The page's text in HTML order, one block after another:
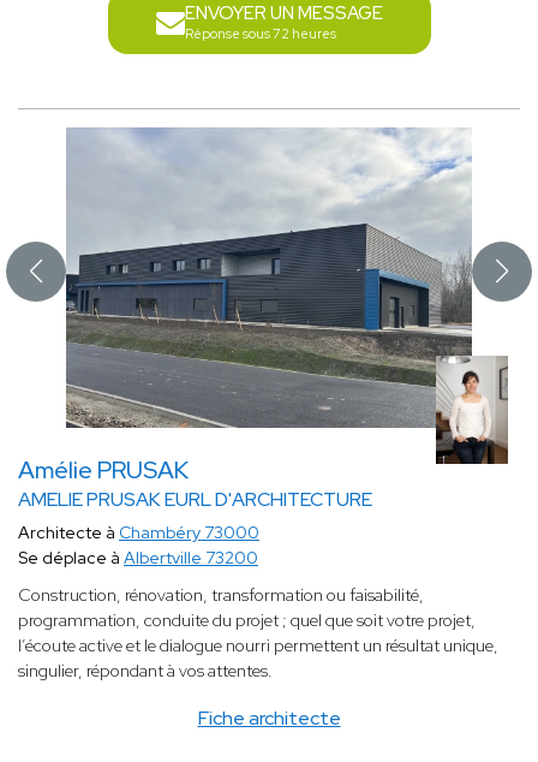
ENVOYER UN MESSAGE
Réponse sous 72 heures
Amélie PRUSAK
AMELIE PRUSAK EURL D'ARCHITECTURE
Fiche architecte
Architecte à Chambéry 73000
Se déplace à Albertville 73200
Construction, rénovation, transformation ou faisabilité,
programmation, conduite du projet ; quel que soit votre projet,
l’écoute active et le dialogue nourri permettent un résultat unique,
singulier, répondant à vos attentes.